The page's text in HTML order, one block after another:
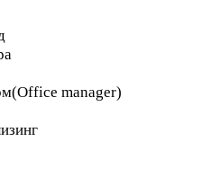
manager)